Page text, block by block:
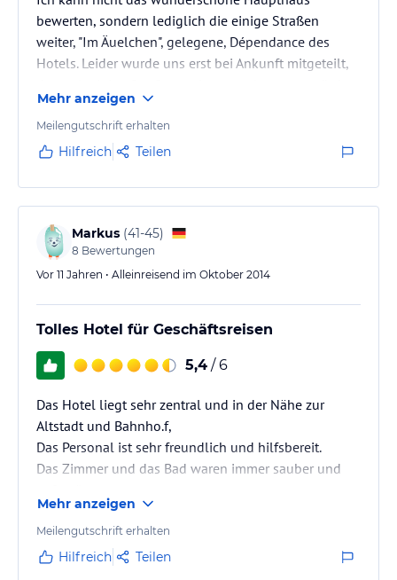
bewerten, sondern lediglich die einige Straßen
weiter, "Im Äuelchen", gelegene, Dépendance des
Hotels. Leider wurde uns erst bei Ankunft mitgeteilt,
und es wurde uns noch dazu nahegelegt, auf das
gebuchte Frühstück zu verzichten (gegen
Auszahlung), da wir sonst morgens zum Haupthaus
Das Zimmer in der Dépendance war dann auch recht
klein und das ganze Haus hat etwas feucht / "muffig"
gerochen, was…
Mehr anzeigen
Meilengutschrift erhalten
Hilfreich Teilen
Markus (41-45)
8 Bewertungen
Vor 11 Jahren • Alleinreisend im Oktober 2014
Tolles Hotel für Geschäftsreisen
5,4 / 6
Das Hotel liegt sehr zentral und in der Nähe zur
Altstadt und Bahnho.f,
Das Personal ist sehr freundlich und hilfsbereit.
Das Zimmer und das Bad waren immer sauber und
Mehr anzeigen
Meilengutschrift erhalten
Hilfreich Teilen